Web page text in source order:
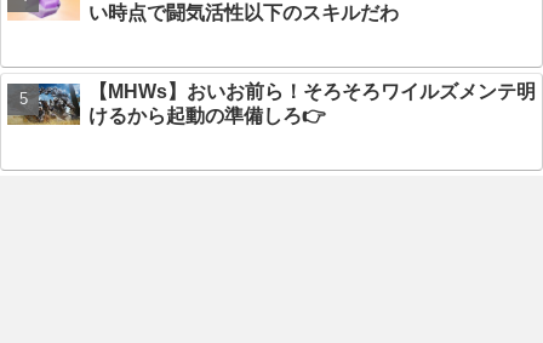
い時点で闘気活性以下のスキルだわ
【MHWs】おいお前ら！そろそろワイルズメンテ明
けるから起動の準備しろ👉